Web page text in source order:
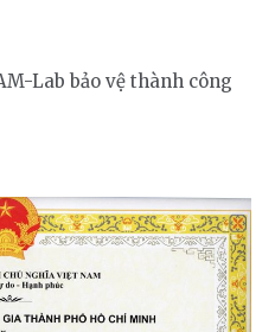
Lab bảo vệ thành công